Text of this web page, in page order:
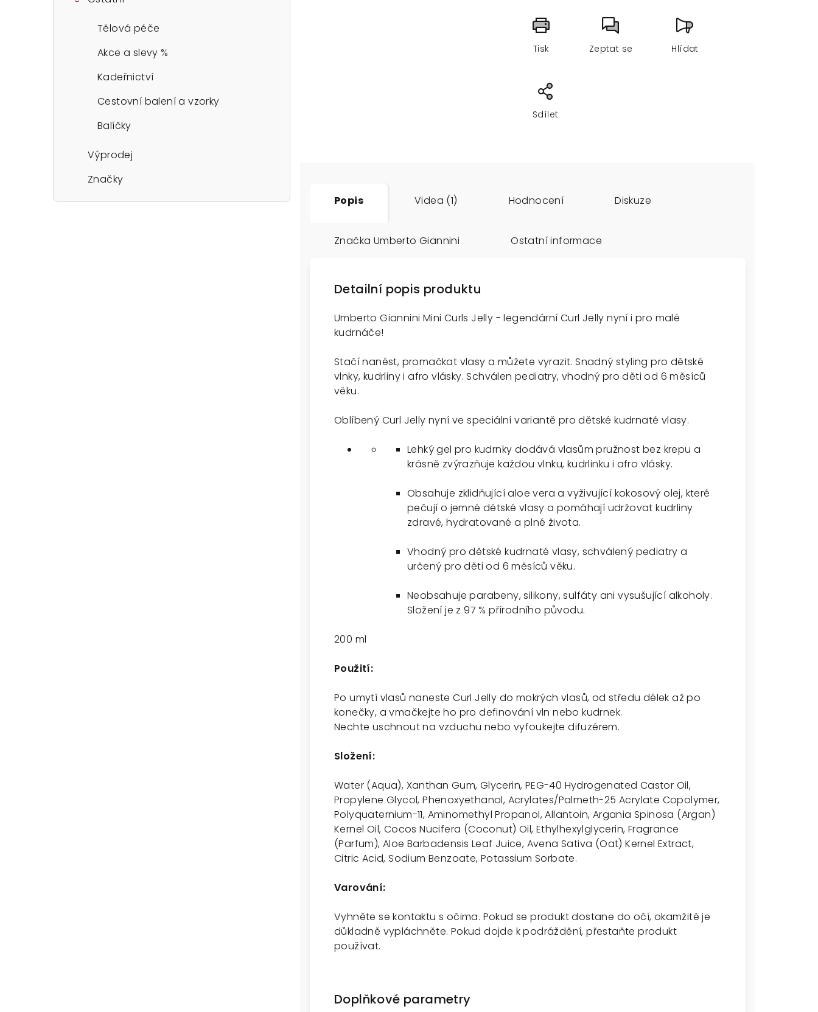
Tělová péče
Akce a slevy %
Kadeřnictví
Cestovní balení a vzorky
Balíčky
Výprodej
Značky
Tisk Zeptat se Hlídat
Sdílet
Popis Videa (1) Hodnocení Diskuze
Značka Umberto Giannini Ostatní informace
Detailní popis produktu
Umberto Giannini Mini Curls Jelly - legendární Curl Jelly nyní i pro malé
kudrnáče!
Stačí nanést, promačkat vlasy a můžete vyrazit. Snadný styling pro dětské
vlnky, kudrliny i afro vlásky. Schválen pediatry, vhodný pro děti od 6 měsíců
věku.
Oblíbený Curl Jelly nyní ve speciální variantě pro dětské kudrnaté vlasy.
Lehký gel pro kudrnky dodává vlasům pružnost bez krepu a
krásně zvýrazňuje každou vlnku, kudrlinku i afro vlásky.
Obsahuje zklidňující aloe vera a vyživující kokosový olej, které
pečují o jemné dětské vlasy a pomáhají udržovat kudrliny
zdravé, hydratované a plné života.
Vhodný pro dětské kudrnaté vlasy, schválený pediatry a
určený pro děti od 6 měsíců věku.
Neobsahuje parabeny, silikony, sulfáty ani vysušující alkoholy.
Složení je z 97 % přírodního původu.
200 ml
Použití:
Po umytí vlasů naneste Curl Jelly do mokrých vlasů, od středu délek až po
konečky, a vmačkejte ho pro definování vln nebo kudrnek.
Nechte uschnout na vzduchu nebo vyfoukejte difuzérem.
Složení:
Water (Aqua), Xanthan Gum, Glycerin, PEG-40 Hydrogenated Castor Oil,
Propylene Glycol, Phenoxyethanol, Acrylates/Palmeth-25 Acrylate Copolymer,
Polyquaternium-11, Aminomethyl Propanol, Allantoin, Argania Spinosa (Argan)
Kernel Oil, Cocos Nucifera (Coconut) Oil, Ethylhexylglycerin, Fragrance
(Parfum), Aloe Barbadensis Leaf Juice, Avena Sativa (Oat) Kernel Extract,
Citric Acid, Sodium Benzoate, Potassium Sorbate.
Varování:
Vyhněte se kontaktu s očima. Pokud se produkt dostane do očí, okamžitě je
důkladně vypláchněte. Pokud dojde k podráždění, přestaňte produkt
používat.
Doplňkové parametry